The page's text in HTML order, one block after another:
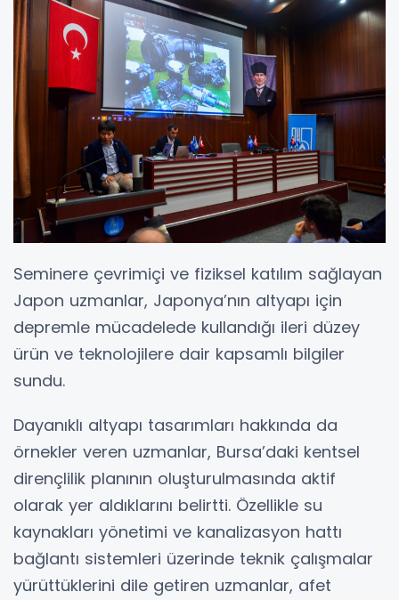
Seminere çevrimiçi ve fiziksel katılım sağlayan
Japon uzmanlar, Japonya’nın altyapı için
depremle mücadelede kullandığı ileri düzey
ürün ve teknolojilere dair kapsamlı bilgiler
sundu.
Dayanıklı altyapı tasarımları hakkında da
örnekler veren uzmanlar, Bursa’daki kentsel
dirençlilik planının oluşturulmasında aktif
olarak yer aldıklarını belirtti. Özellikle su
kaynakları yönetimi ve kanalizasyon hattı
bağlantı sistemleri üzerinde teknik çalışmalar
yürüttüklerini dile getiren uzmanlar, afet